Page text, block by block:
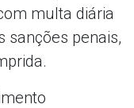
multa diária
sanções penais,